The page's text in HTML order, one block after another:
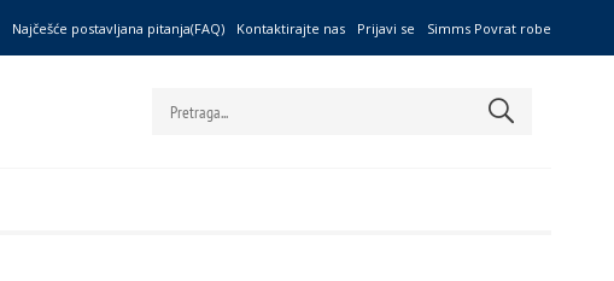
Najčešće postavljana pitanja(FAQ) Kontaktirajte nas Prijavi se Simms Povrat robe